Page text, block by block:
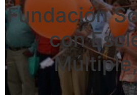
Fundación
con